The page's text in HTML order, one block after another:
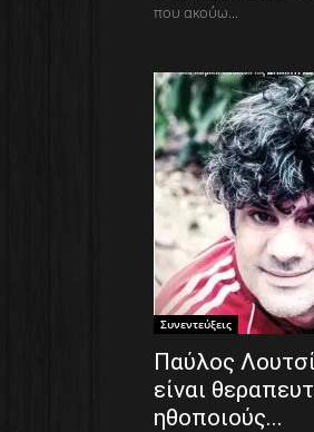
που ακούω...
Συνεντεύξεις
Παύλος
είναι
ηθοποιούς...